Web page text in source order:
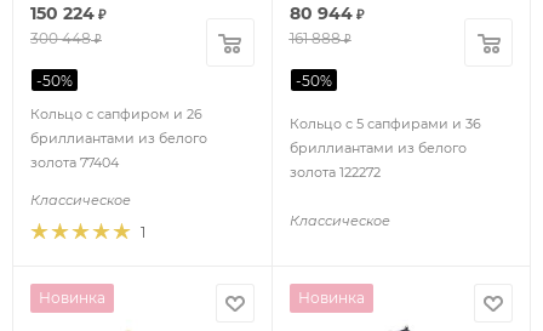
1
Кольцо с сапфиром и 26
бриллиантами из белого
золота 77404
Классическое
150 224 ₽
300 448₽
-50%
Кольцо с 5 сапфирами и 36
бриллиантами из белого
золота 122272
Классическое
80 944₽
161 888₽
-50%
Новинка Новинка